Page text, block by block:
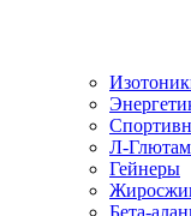
Л-
Гейнеры
Бета-